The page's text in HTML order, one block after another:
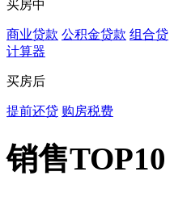
买房中
商业贷款 公积金贷款 组合贷
计算器
买房后
提前还贷 购房税费
销售TOP10